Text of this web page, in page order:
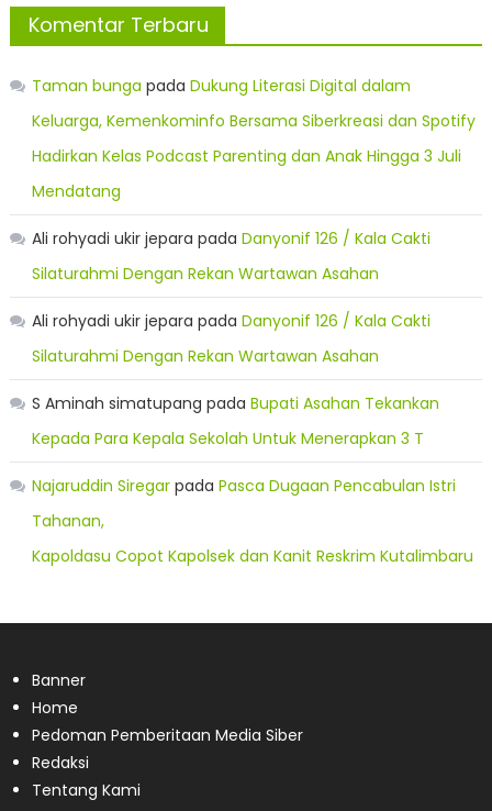
Komentar Terbaru
Taman bunga pada Dukung Literasi Digital dalam
Keluarga, Kemenkominfo Bersama Siberkreasi dan Spotify
Hadirkan Kelas Podcast Parenting dan Anak Hingga 3 Juli
Mendatang
Ali rohyadi ukir jepara pada Danyonif 126 / Kala Cakti
Silaturahmi Dengan Rekan Wartawan Asahan
Ali rohyadi ukir jepara pada Danyonif 126 / Kala Cakti
Silaturahmi Dengan Rekan Wartawan Asahan
S Aminah simatupang pada Bupati Asahan Tekankan
Kepada Para Kepala Sekolah Untuk Menerapkan 3 T
Najaruddin Siregarpada Pasca Dugaan Pencabulan Istri
Tahanan,
Kapoldasu Copot Kapolsek dan Kanit Reskrim Kutalimbaru
Banner
Home
Pedoman Pemberitaan Media Siber
Redaksi
Tentang Kami